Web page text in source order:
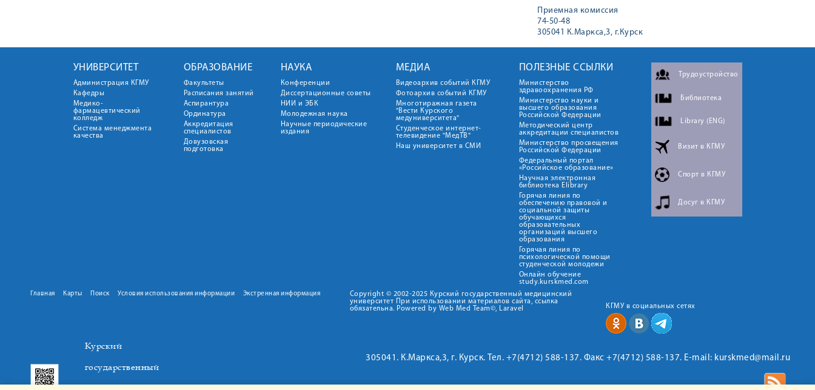
Приемная комиссия
74-50-48
305041 К.Маркса,3, г.Курск
УНИВЕРСИТЕТ
Администрация КГМУ
Кафедры
Медико-
фармацевтический
колледж
Система менеджмента
качества
ОБРАЗОВАНИЕ
Факультеты
Расписания занятий
Аспирантура
Ординатура
Аккредитация
специалистов
Довузовская
подготовка
НАУКА
Конференции
Диссертационные советы
НИИ и ЭБК
Молодежная наука
Научные периодические
издания
МЕДИА
Видеоархив событий КГМУ
Фотоархив событий КГМУ
Многотиражная газета
"Вести Курского
медуниверситета"
Студенческое интернет-
телевидение "МедТВ"
Наш университет в СМИ
ПОЛЕЗНЫЕ ССЫЛКИ
Министерство
здравоохранения РФ
Министерство науки и
высшего образования
Российской Федерации
Методический центр
аккредитации специалистов
Министерство просвещения
Российской Федерации
Федеральный портал
«Российское образование»
Научная электронная
библиотека Elibrary
Горячая линия по
обеспечению правовой и
социальной защиты
обучающихся
образовательных
организаций высшего
образования
Горячая линия по
психологической помощи
студенческой молодежи
Онлайн обучение
study.kurskmed.com
Трудоустройство
Библиотека
Library (ENG)
Визит в КГМУ
Спорт в КГМУ
Досуг в КГМУ
Главная Карты Поиск Условия использования информации Экстренная информация
Copyright © 2002-2025 Курский государственный медицинский
университет При использовании материалов сайта, ссылка
обязательна. Powered by Web Med Team©, Laravel
КГМУ в социальных сетях
Курский
государственный
305041. К.Маркса,3, г. Курск. Тел. +7(4712) 588-137. Факс +7(4712) 588-137. E-mail: kurskmed@mail.ru